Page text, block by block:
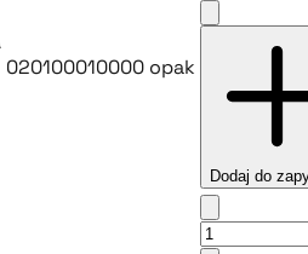
020100010000 opak
Dodaj do